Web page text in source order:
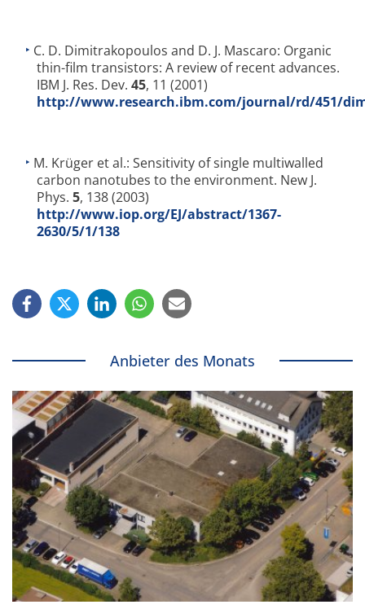
C. D. Dimitrakopoulos and D. J. Mascaro: Organic
thin-film transistors: A review of recent advances.
IBM J. Res. Dev. 45, 11 (2001)
http://www.research.ibm.com/journal/rd/451/
M. Krüger et al.: Sensitivity of single multiwalled
carbon nanotubes to the environment. New J.
Phys. 5, 138 (2003)
http://www.iop.org/EJ/abstract/1367-
2630/5/1/138
Anbieter des Monats